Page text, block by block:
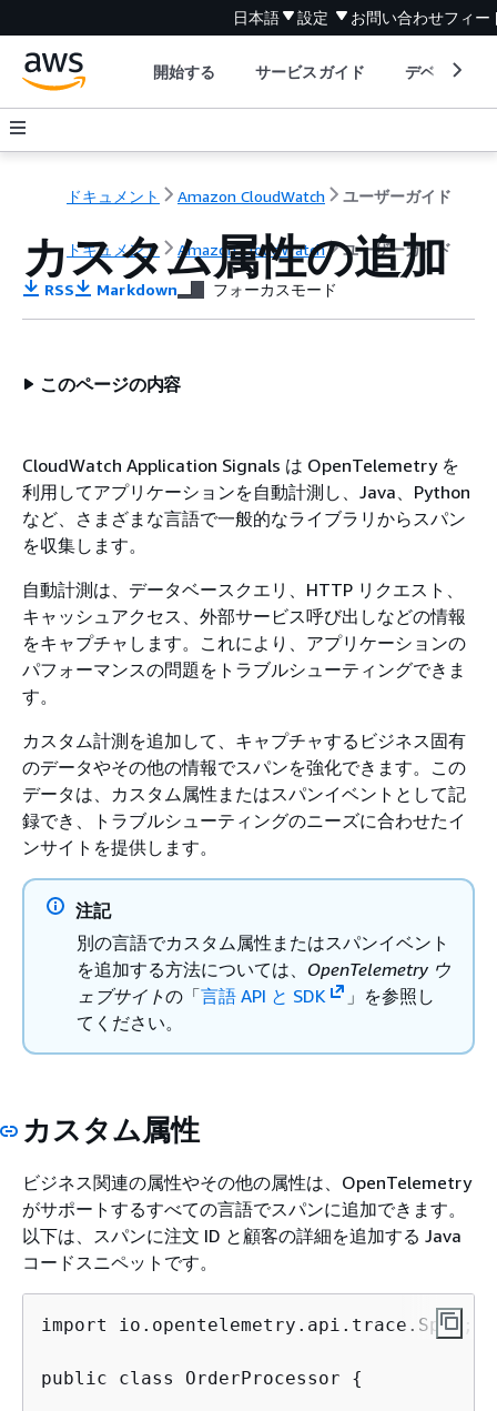
日本語 設定 お問い合わせフィー
開始する サービスガイド デベロッパ
ドキュメント Amazon CloudWatch ユーザーガイド
ドキュメント Amazon CloudWatch ユーザーガイド
カスタム属性の追加
RSS Markdown フォーカスモード
このページの内容
CloudWatch Application Signals は OpenTelemetry を
利用してアプリケーションを自動計測し、Java、Python
など、さまざまな言語で一般的なライブラリからスパン
を収集します。
自動計測は、データベースクエリ、HTTP リクエスト、
キャッシュアクセス、外部サービス呼び出しなどの情報
をキャプチャします。これにより、アプリケーションの
パフォーマンスの問題をトラブルシューティングできま
す。
カスタム計測を追加して、キャプチャするビジネス固有
のデータやその他の情報でスパンを強化できます。この
データは、カスタム属性またはスパンイベントとして記
録でき、トラブルシューティングのニーズに合わせたイ
ンサイトを提供します。
注記
別の言語でカスタム属性またはスパンイベント
を追加する方法については、 OpenTelemetry ウ
ェブサイトの「言語 API と SDK
」を参照し
てください。
カスタム属性
ビジネス関連の属性やその他の属性は、OpenTelemetry
がサポートするすべての言語でスパンに追加できます。
以下は、スパンに注文 ID と顧客の詳細を追加する Java
コードスニペットです。
import io.opentelemetry.api.trace.Span;
public class OrderProcessor {